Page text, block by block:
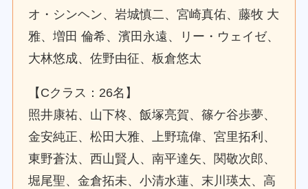
オ・シンヘン、岩城慎二、宮崎真佑、藤牧 大
雅、増田 倫希、濱田永遠、リー・ウェイゼ、
大林悠成、佐野由征、板倉悠太
【Cクラス：26名】
照井康祐、山下柊、飯塚亮賀、篠ケ谷歩夢、
金安純正、松田大雅、上野琉偉、宮里拓利、
東野蒼汰、西山賢人、南平達矢、関敬次郎、
堀尾聖、金倉拓未、小清水蓮、末川瑛太、高